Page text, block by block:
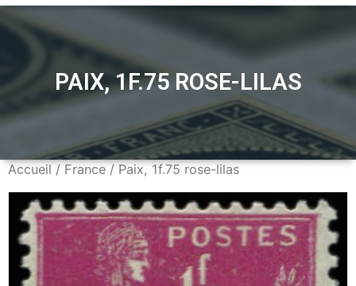
PAIX, 1F.75 ROSE-LILAS
Accueil / France / Paix, 1f.75 rose-lilas